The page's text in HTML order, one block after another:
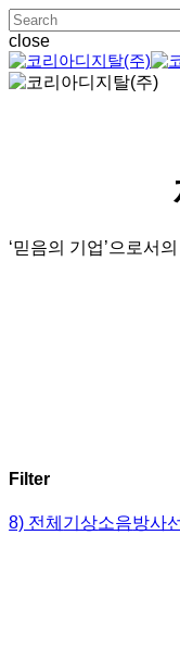
Skip
to
main
content
close
Close
Search
‘믿음의 기업’으로서
Filter
8) 전체 기상소음방사선